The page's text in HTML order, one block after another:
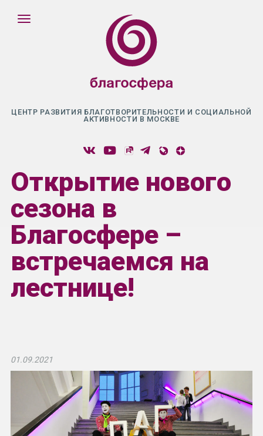
ЦЕНТР РАЗВИТИЯ БЛАГОТВОРИТЕЛЬНОСТИ И СОЦИАЛЬНОЙ
АКТИВНОСТИ В МОСКВЕ
Открытие нового
сезона в
Благосфере –
встречаемся на
лестнице!
01.09.2021